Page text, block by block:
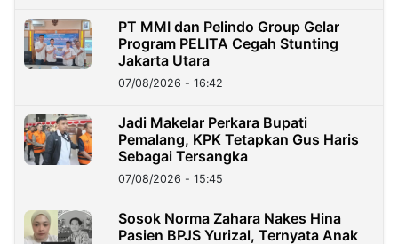
PT MMI dan Pelindo Group Gelar
Program PELITA Cegah Stunting
Jakarta Utara
07/08/2026 - 16:42
Jadi Makelar Perkara Bupati
Pemalang, KPK Tetapkan Gus Haris
Sebagai Tersangka
07/08/2026 - 15:45
Sosok Norma Zahara Nakes Hina
Pasien BPJS Yurizal, Ternyata Anak